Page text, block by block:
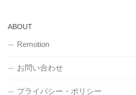
ABOUT
Remotion
お問い合わせ
プライバシー・ポリシー